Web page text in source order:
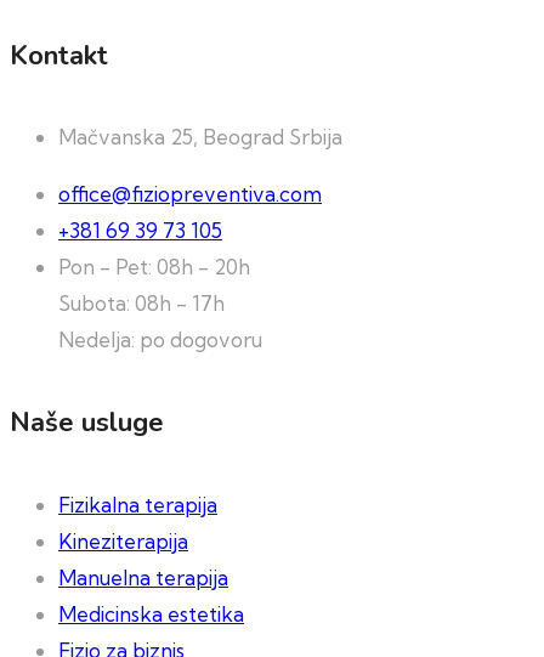
Kontakt
Mačvanska 25, Beograd Srbija
office@fiziopreventiva.com
+381 69 39 73 105
Pon - Pet: 08h - 20h
Subota: 08h - 17h
Nedelja: po dogovoru
Naše usluge
Fizikalna terapija
Kineziterapija
Manuelna terapija
Medicinska estetika
Fizio za biznis